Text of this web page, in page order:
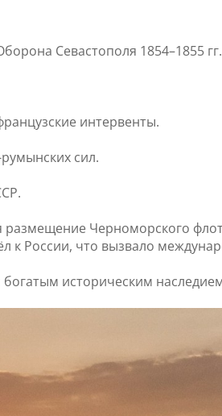
Севастополя 1854–1855
интервенты.
сил.
размещение Черноморского
к России, что вызвало
историческим